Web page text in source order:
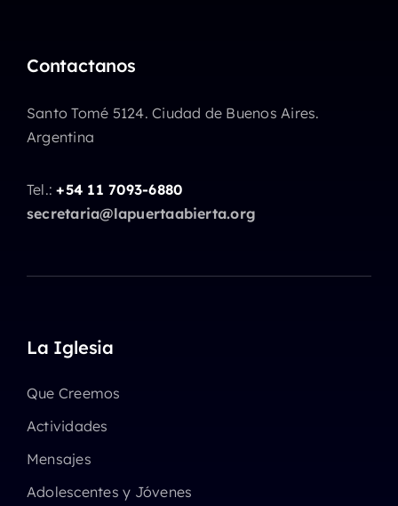
Contactanos
Santo Tomé 5124. Ciudad de Buenos Aires.
Argentina
Tel.:+54 11 7093-6880
secretaria@lapuertaabierta.org
La Iglesia
Que Creemos
Actividades
Mensajes
Adolescentes y Jóvenes